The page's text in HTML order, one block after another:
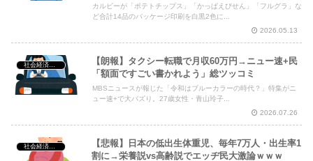
カルビーが「ポテトチップス」「かっぱえびせん」「フルグラ」な
ど合計14品のパッケージ印刷を白黒2色に...
2026.05.13
【朗報】タクシー転職で月収60万円→ニュー速+民
「額面ですごい書かれよう」総ツッコミ
MBSニュースが報じた「令和はブルーカラーの時代？」特集がニ
ュー速+で大バズり。27歳女性・青山玲子...
2026.07.26
社会経済・政治
【悲報】日本の低出生体重児、毎年7万人・出生率1
割に→栄養説vs高齢説でエッヂ民大激論ｗｗｗ